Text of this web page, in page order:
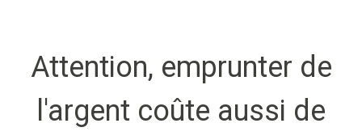
Attention, emprunter de
l'argent coûte aussi de